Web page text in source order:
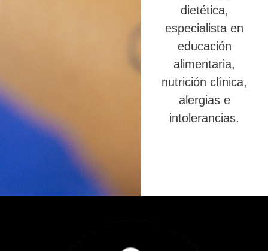
dietética,
especialista en
educación
alimentaria,
nutrición clínica,
alergias e
intolerancias.